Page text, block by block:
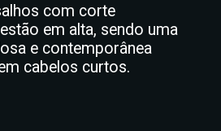
com corte
em alta, sendo uma
e contemporânea
cabelos curtos.